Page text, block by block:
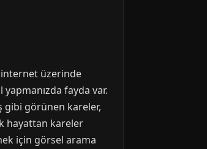
internet üzerinde
fayda var.
gibi görünen kareler,
hayattan kareler
için görsel arama